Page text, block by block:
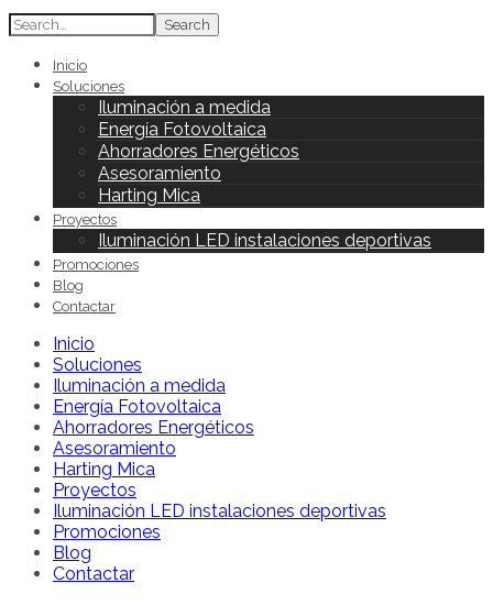
Search
Inicio
Soluciones
Iluminación a medida
Energía Fotovoltaica
Ahorradores Energéticos
Asesoramiento
Harting Mica
Proyectos
Iluminación LED instalaciones deportivas
Promociones
Blog
Contactar
Inicio
Soluciones
Iluminación a medida
Energía Fotovoltaica
Ahorradores Energéticos
Asesoramiento
Harting Mica
Proyectos
Iluminación LED instalaciones deportivas
Promociones
Blog
Contactar